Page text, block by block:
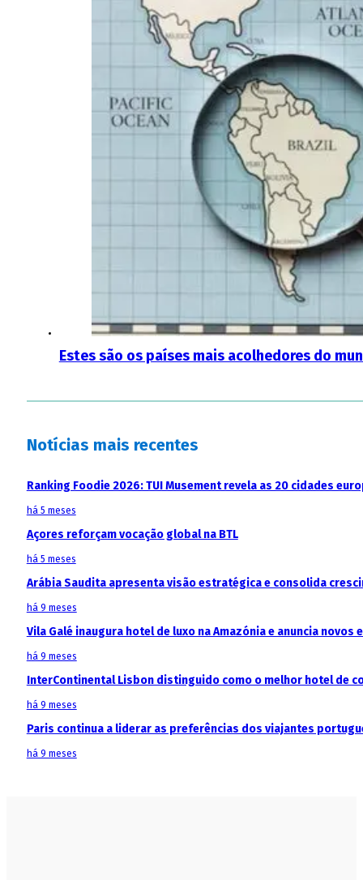
Estes são os países mais acolhedores do
Notícias mais recentes
Ranking Foodie 2026: TUI Musement revela as 20 cidades
há 5 meses
Açores reforçam vocação global na BTL
há 5 meses
Arábia Saudita apresenta visão estratégica e consolida
há 9 meses
Vila Galé inaugura hotel de luxo na Amazónia e anuncia
há 9 meses
InterContinental Lisbon distinguido como o melhor hotel de
há 9 meses
Paris continua a liderar as preferências dos viajantes
há 9 meses